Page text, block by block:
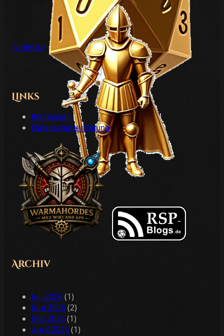
Tabletop
Links
Impressum
Datenschutzerklärung
Archiv
Juli 2026(1)
Juni 2026(2)
Mai 2026(1)
April 2026(1)